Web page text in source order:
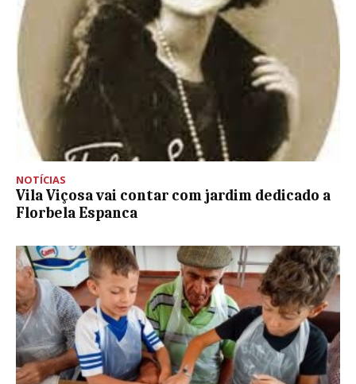
NOTÍCIAS
Vila Viçosa vai contar com jardim dedicado a
Florbela Espanca